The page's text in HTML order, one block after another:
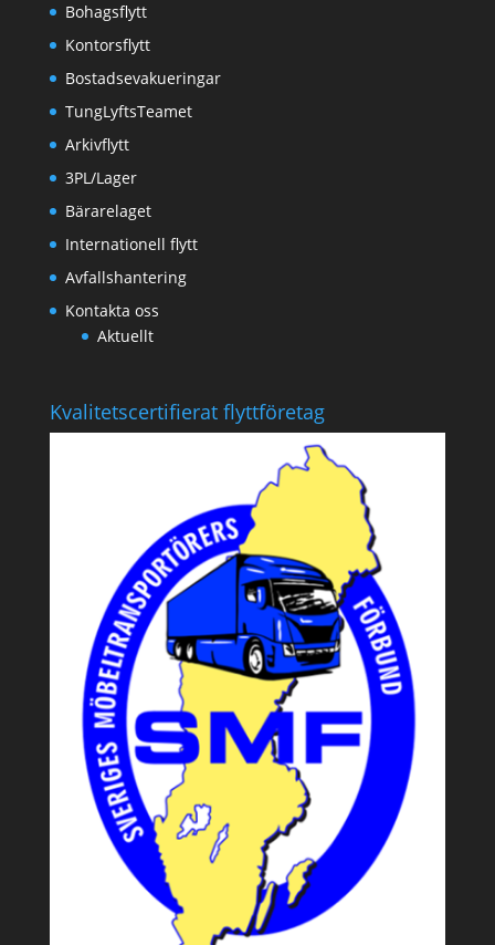
Bohagsflytt
Kontorsflytt
Bostadsevakueringar
TungLyftsTeamet
Arkivflytt
3PL/Lager
Bärarelaget
Internationell flytt
Avfallshantering
Kontakta oss
Aktuellt
Kvalitetscertifierat flyttföretag